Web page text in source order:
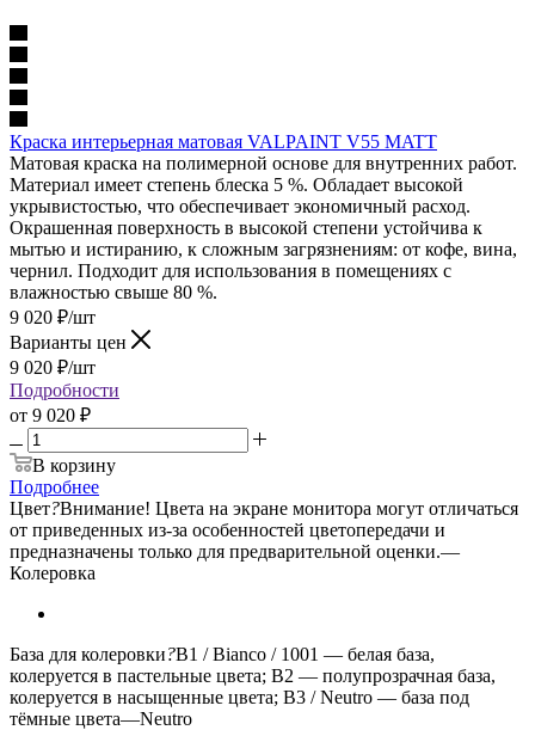
Краска интерьерная матовая VALPAINT V55 MATT
Матовая краска на полимерной основе для внутренних работ.
Материал имеет степень блеска 5 %. Обладает высокой
укрывистостью, что обеспечивает экономичный расход.
Окрашенная поверхность в высокой степени устойчива к
мытью и истиранию, к сложным загрязнениям: от кофе, вина,
чернил. Подходит для использования в помещениях с
влажностью свыше 80 %.
9 020 ₽/шт
Варианты цен
9 020 ₽/шт
Подробности
от 9 020 ₽
В корзину
Подробнее
Цвет?Внимание! Цвета на экране монитора могут отличаться
от приведенных из-за особенностей цветопередачи и
предназначены только для предварительной оценки.—
Колеровка
База для колеровки?B1 / Bianco / 1001 — белая база,
колеруется в пастельные цвета; B2 — полупрозрачная база,
колеруется в насыщенные цвета; B3 / Neutro — база под
тёмные цвета—Neutro